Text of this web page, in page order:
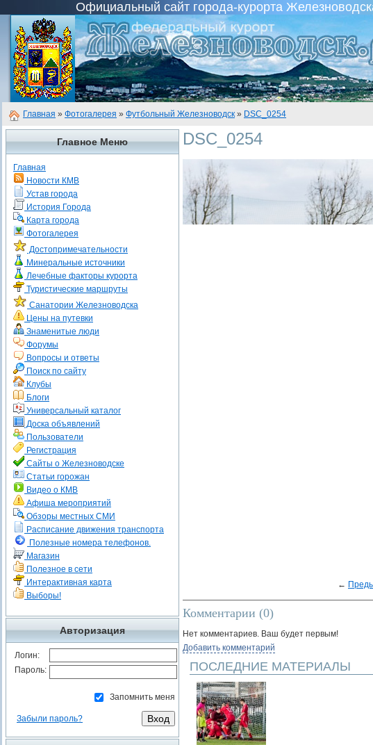
Официальный сайт города-курорта
Главная » Фотогалерея » Футбольный Железноводск » DSC_0254
Главное Меню
Главная
Новости КМВ
Устав города
История Города
Карта города
Фотогалерея
Достопримечательности
Минеральные источники
Лечебные факторы курорта
Туристические маршруты
Санатории Железноводска
Цены на путевки
Знаменитые люди
Форумы
Вопросы и ответы
Поиск по сайту
Клубы
Блоги
Универсальный каталог
Доска объявлений
Пользователи
Регистрация
Сайты о Железноводске
Статьи горожан
Видео о КМВ
Афиша мероприятий
Обзоры местных СМИ
Расписание движения транспорта
Полезные номера телефонов.
Магазин
Полезное в сети
Интерактивная карта
Выборы!
Авторизация
Логин:
Пароль:
Запомнить меня
Забыли пароль?
DSC_0254
←
Комментарии (0)
Нет комментариев. Ваш будет первым!
Добавить комментарий
ПОСЛЕДНИЕ МАТЕРИАЛЫ